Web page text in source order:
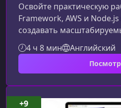
Освойте практическую
Framework, AWS и Node.js
создавать
экономичные
серверами. Этот курс
шагом перейти от
развёртывания.Что вы
курсаКурс сфокусирован
4 ч 8 мин Английский
+9